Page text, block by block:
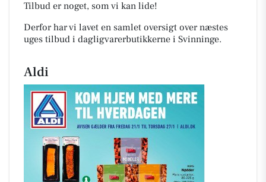
Tilbud er noget, som vi kan lide!
Derfor har vi lavet en samlet oversigt over næstes
uges tilbud i dagligvarerbutikkerne i Svinninge.
Aldi